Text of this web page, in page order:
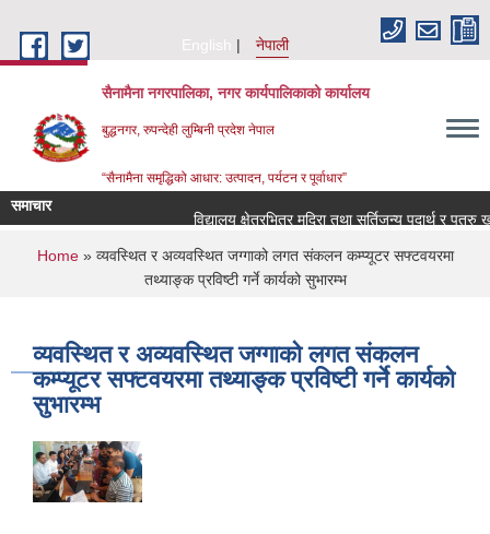
English
नेपाली
सैनामैना नगरपालिका, नगर कार्यपालिकाको कार्यालय
बुद्धनगर, रुपन्देही लुम्बिनी प्रदेश नेपाल
“सैनामैना समृद्धिको आधार: उत्पादन, पर्यटन र पूर्वाधार”
समाचार
विद्यालय क्षेत्रभित्र मदिरा तथा सुर्तिजन्य पदार्थ र पत्रु
You are here
Home» व्यवस्थित र अव्यवस्थित जग्गाको लगत संकलन कम्प्यूटर सफ्टवयरमा
तथ्याङ्क प्रविष्टी गर्ने कार्यको सुभारम्भ
व्यवस्थित र अव्यवस्थित जग्गाको लगत संकलन
कम्प्यूटर सफ्टवयरमा तथ्याङ्क प्रविष्टी गर्ने कार्यको
सुभारम्भ